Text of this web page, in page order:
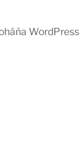
WordPress